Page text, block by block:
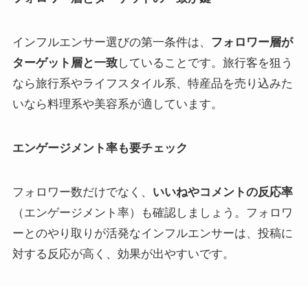
インフルエンサー選びの第一条件は、 フォロワー層が
ターゲット層と一致していることです。旅行客を狙う
なら旅行系やライフスタイル系、特産品を売り込みた
いなら料理系や美容系が適しています。
エンゲージメント率も要チェック
フォロワー数だけでなく、 いいねやコメントの反応率
（エンゲージメント率）も確認しましょう。フォロワ
ーとのやり取りが活発なインフルエンサーは、投稿に
対する反応が高く、効果が出やすいです。